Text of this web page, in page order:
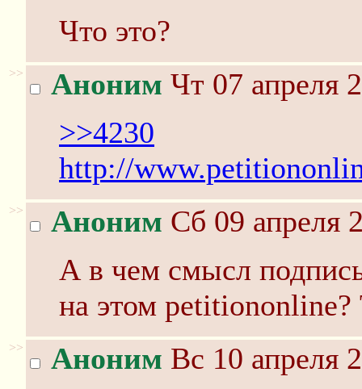
Что это?
>> Аноним Чт 07 апреля
>>4230
http://
>> Аноним Сб 09 апреля
А в чем смысл
на этом petitiononline?
>> Аноним Вс 10 апреля